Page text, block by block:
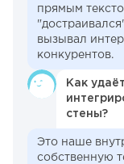
прямым
вызывал
конкурентов.
Как
стены?
Это наше
собственную